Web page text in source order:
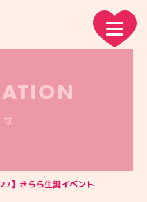
】きらら生誕イベント